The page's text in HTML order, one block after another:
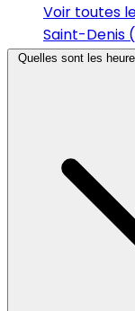
Voir toutes
Saint-Denis
Quelles sont les